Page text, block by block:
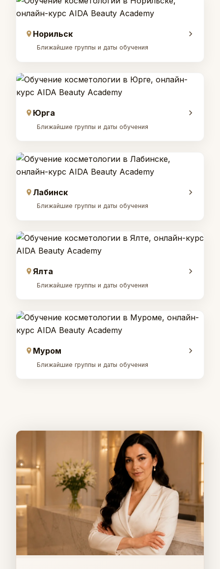
Норильск
Ближайшие группы и даты обучения
Юрга
Ближайшие группы и даты обучения
Лабинск
Ближайшие группы и даты обучения
Ялта
Ближайшие группы и даты обучения
Муром
Ближайшие группы и даты обучения